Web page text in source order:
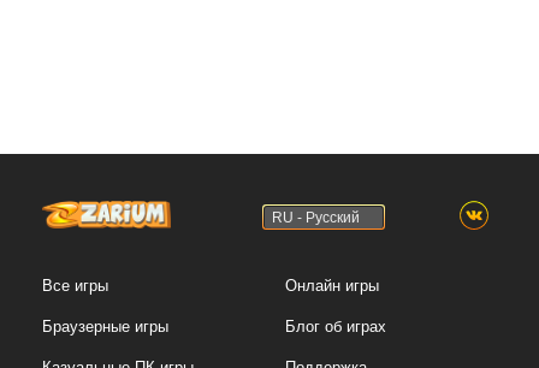
RU - Русский
Все игры
Браузерные игры
Онлайн игры
Блог об играх